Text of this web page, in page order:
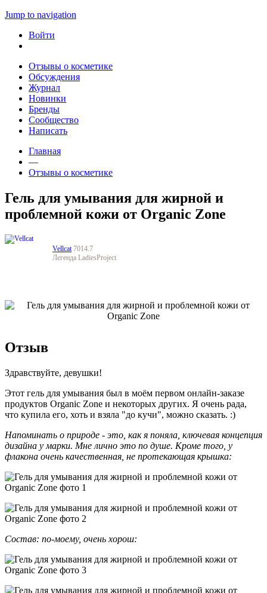
Jump to navigation
Войти
Отзывы о косметике
Обсуждения
Журнал
Новинки
Бренды
Сообщество
Написать
Главная
—
Отзывы о косметике
Гель для умывания для жирной и
проблемной кожи от Organic Zone
Vellcat 7014.7
Легенда LadiesProject
Отзыв
Здравствуйте, девушки!
Этот гель для умывания был в моём первом онлайн-заказе
продуктов Organic Zone и некоторых других. Я очень рада,
что купила его, хоть и взяла "до кучи", можно сказать. :)
Напоминать о природе - это, как я поняла, ключевая концепция
дизайна у марки. Мне лично это по душе. Кроме того, у
флакона очень качественная, не протекающая крышка:
Состав: по-моему, очень хорош: